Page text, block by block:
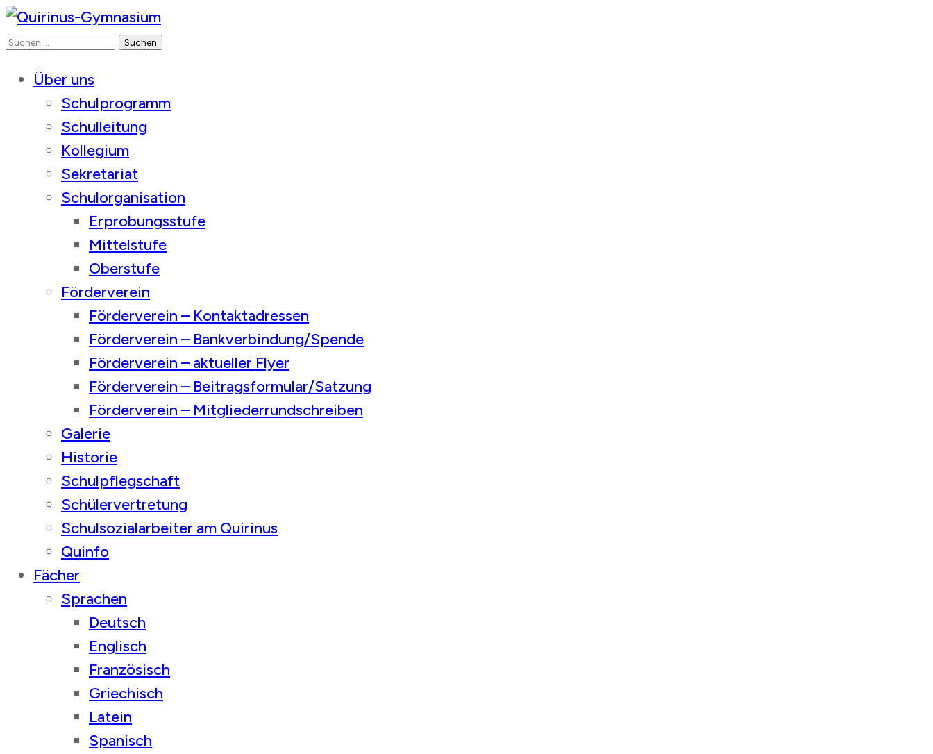
Quirinus-Gymnasium
Suchen
Über uns
Schulprogramm
Schulleitung
Kollegium
Sekretariat
Schulorganisation
Erprobungsstufe
Mittelstufe
Oberstufe
Förderverein
Förderverein – Kontaktadressen
Förderverein – Bankverbindung/Spende
Förderverein – aktueller Flyer
Förderverein – Beitragsformular/Satzung
Förderverein – Mitgliederrundschreiben
Galerie
Historie
Schulpflegschaft
Schülervertretung
Schulsozialarbeiter am Quirinus
Quinfo
Fächer
Sprachen
Deutsch
Englisch
Französisch
Griechisch
Latein
Spanisch